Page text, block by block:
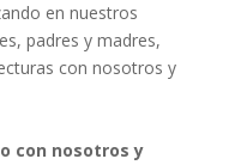
en nuestros
padres y madres,
con nosotros y
con nosotros y